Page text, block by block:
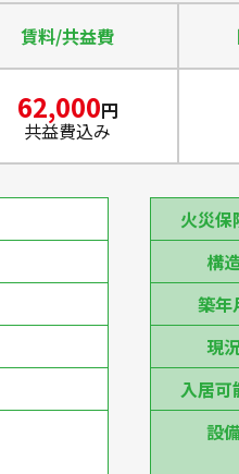
賃料/共益費
62,000円
共益費込み
火災保
構
築年
現
入居可
設